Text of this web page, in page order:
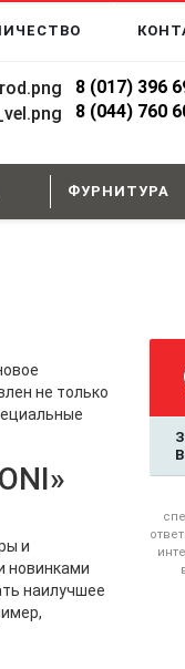
8 (017) 396
8 (044) 760
ФУРНИТУРА
не только
и
новинками
наилучшее